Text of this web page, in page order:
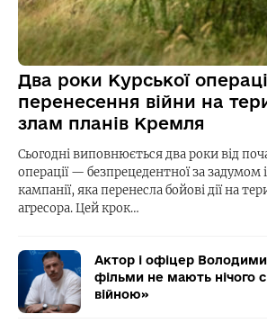
Два роки Курської
перенесення війни на
злам планів Кремля
Сьогодні виповнюється два роки від
операції — безпрецедентної за
кампанії, яка перенесла бойові дії на
агресора. Цей крок…
Актор і офіцер
фільми не мають нічого
війною»